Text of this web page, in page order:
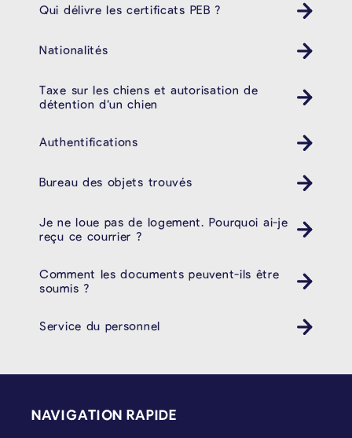
Qui délivre les certificats PEB ?
Nationalités
Taxe sur les chiens et autorisation de
détention d’un chien
Authentifications
Bureau des objets trouvés
Je ne loue pas de logement. Pourquoi ai-je
reçu ce courrier ?
Comment les documents peuvent-ils être
soumis ?
Service du personnel
NAVIGATION RAPIDE